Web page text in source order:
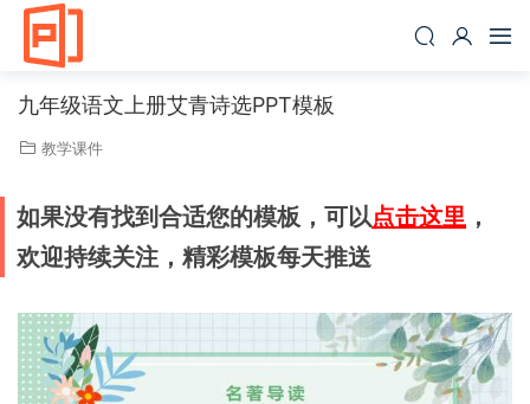
九年级语文上册艾青诗选PPT模板
教学课件
如果没有找到合适您的模板，可以点击这里 ，
欢迎持续关注，精彩模板每天推送